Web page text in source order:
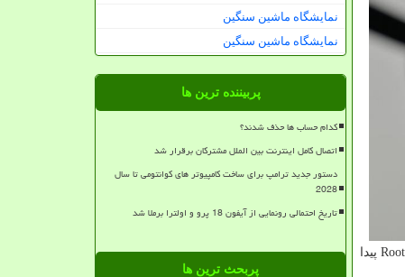
کرده است. به قول این محقق، مهاجمی که با موفقیت از این صدمه پذیری سوءاستفاده می کند می تواند به سیستم موردنظر دسترسی Root پیدا
نمایشگاه ماشین سنگین
نمایشگاه ماشین سنگین
پربیننده ترین ها
کدام حساب ها حذف شدند؟
اتصال کامل اینترنت بین الملل مشترکان برقرار شد
دستور جدید ترامپ برای ساخت کامپیوتر های کوانتومی تا سال
2028
تاریخ احتمالی رونمایی از آیفون 18 پرو و اولترا برملا شد
پربحث ترین ها